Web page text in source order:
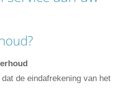
de eindafrekening van het